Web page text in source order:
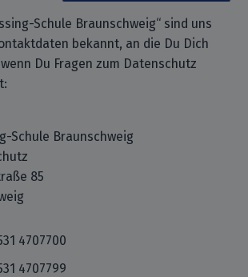
Schule Braunschweig“ sind uns
bekannt, an die Du Dich
Du Fragen zum Datenschutz
Schule Braunschweig
85
4707700
4707799